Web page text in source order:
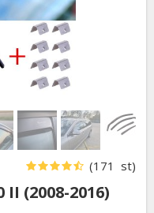
(171 st)
(2008-2016)